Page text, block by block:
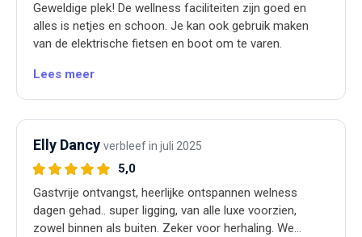
Geweldige plek! De wellness faciliteiten zijn goed en
alles is netjes en schoon. Je kan ook gebruik maken
van de elektrische fietsen en boot om te varen.
Lees meer
Elly Dancy verbleef in juli 2025
5,0
Gastvrije ontvangst, heerlijke ontspannen welness
dagen gehad.. super ligging, van alle luxe voorzien,
zowel binnen als buiten. Zeker voor herhaling. We